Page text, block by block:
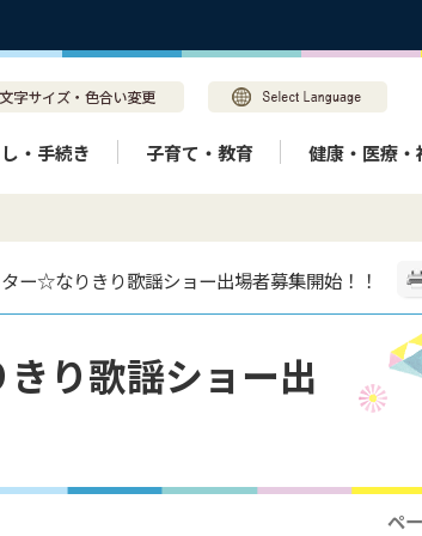
・手続き 子育て・教育 健康・医療・
ー☆なりきり歌謡ショー出場者募集開始！！
り歌謡ショー出
ペ